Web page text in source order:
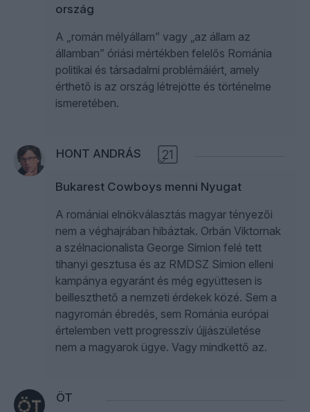
ország
A „román mélyállam” vagy „az állam az
államban” óriási mértékben felelős Románia
politikai és társadalmi problémáiért, amely
érthető is az ország létrejötte és történelme
ismeretében.
HONT ANDRÁS 21
Bukarest Cowboys menni Nyugat
A romániai elnökválasztás magyar tényezői
nem a véghajrában hibáztak. Orbán Viktornak
a szélnacionalista George Simion felé tett
tihanyi gesztusa és az RMDSZ Simion elleni
kampánya egyaránt és még együttesen is
beilleszthető a nemzeti érdekek közé. Sem a
nagyromán ébredés, sem Románia európai
értelemben vett progresszív újjászületése
nem a magyarok ügye. Vagy mindkettő az.
ÖT